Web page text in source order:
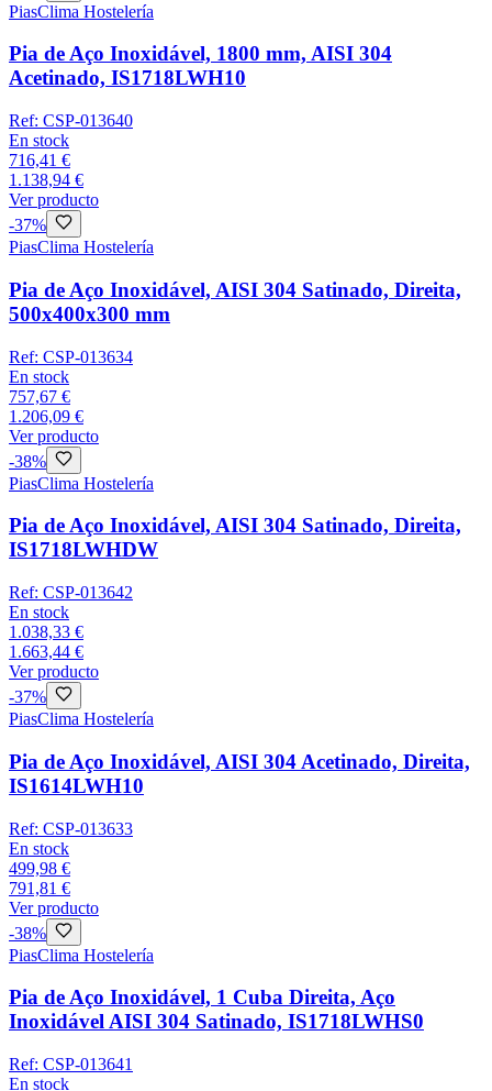
PiasClima Hostelería
Pia de Aço Inoxidável, 1800 mm, AISI 304
Acetinado, IS1718LWH10
Ref: CSP-013640
En stock
716,41 €
1.138,94 €
Ver producto
-37%
PiasClima Hostelería
Pia de Aço Inoxidável, AISI 304 Satinado, Direita,
500x400x300 mm
Ref: CSP-013634
En stock
757,67 €
1.206,09 €
Ver producto
-38%
PiasClima Hostelería
Pia de Aço Inoxidável, AISI 304 Satinado, Direita,
IS1718LWHDW
Ref: CSP-013642
En stock
1.038,33 €
1.663,44 €
Ver producto
-37%
PiasClima Hostelería
Pia de Aço Inoxidável, AISI 304 Acetinado, Direita,
IS1614LWH10
Ref: CSP-013633
En stock
499,98 €
791,81 €
Ver producto
-38%
PiasClima Hostelería
Pia de Aço Inoxidável, 1 Cuba Direita, Aço
Inoxidável AISI 304 Satinado, IS1718LWHS0
Ref: CSP-013641
En stock